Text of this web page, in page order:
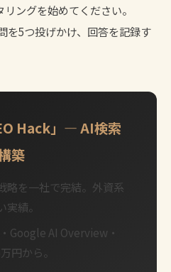
ングを始めてください。
を5つ投げかけ、回答を記録す
Hack」— AI検索
築
略を一社で完結。外資系
績。
Google AI Overview・
円から。